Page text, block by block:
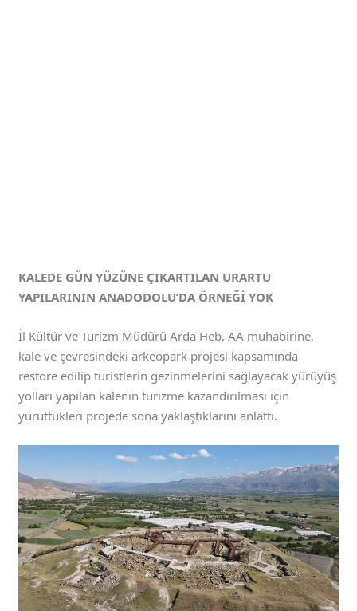
KALEDE GÜN YÜZÜNE ÇIKARTILAN URARTU
YAPILARININ ANADODOLU’DA ÖRNEĞİ YOK
İl Kültür ve Turizm Müdürü Arda Heb, AA muhabirine,
kale ve çevresindeki arkeopark projesi kapsamında
restore edilip turistlerin gezinmelerini sağlayacak yürüyüş
yolları yapılan kalenin turizme kazandırılması için
yürüttükleri projede sona yaklaştıklarını anlattı.